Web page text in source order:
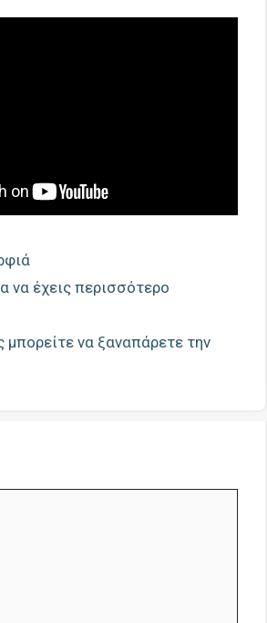
να έχεις περισσότερο
να ξαναπάρετε την